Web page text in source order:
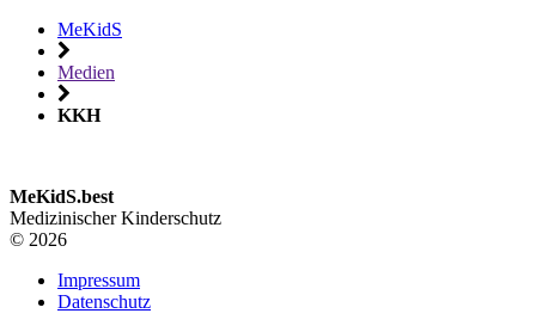
MeKidS
Medien
KKH
MeKidS.best
Medizinischer Kinderschutz
© 2026
Impressum
Datenschutz